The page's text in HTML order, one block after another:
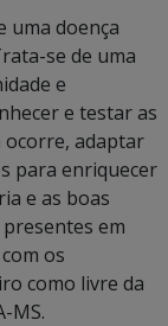
uma doença
se de uma
e
e testar as
ocorre, adaptar
para enriquecer
e as boas
em
os
como livre da
MS.